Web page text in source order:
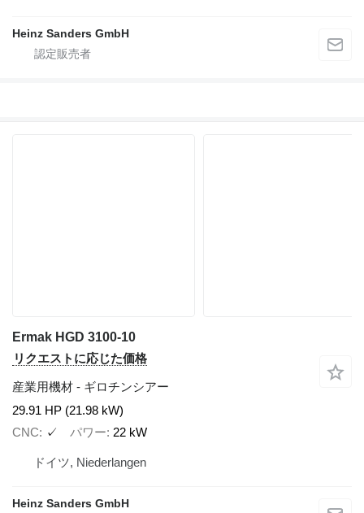
Heinz Sanders GmbH
Ermak HGD 3100-10
リクエストに応じた価格
産業用機材 - ギロチンシアー
29.91 HP (21.98 kW)
CNC
✓ パワー 22 kW
ドイツ, Niederlangen
Heinz Sanders GmbH